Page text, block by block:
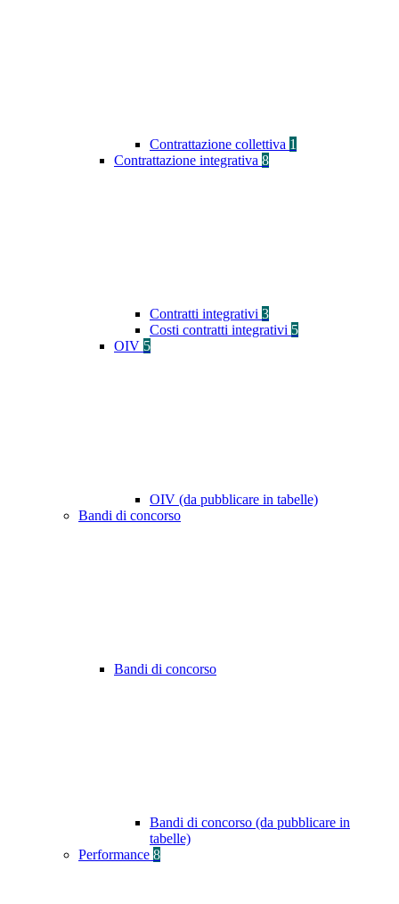
Contrattazione collettiva 1
Contrattazione integrativa 8
Contratti integrativi 3
Costi contratti integrativi 5
OIV 5
OIV (da pubblicare in tabelle)
Bandi di concorso
Bandi di concorso
Bandi di concorso (da pubblicare in
tabelle)
Performance 8